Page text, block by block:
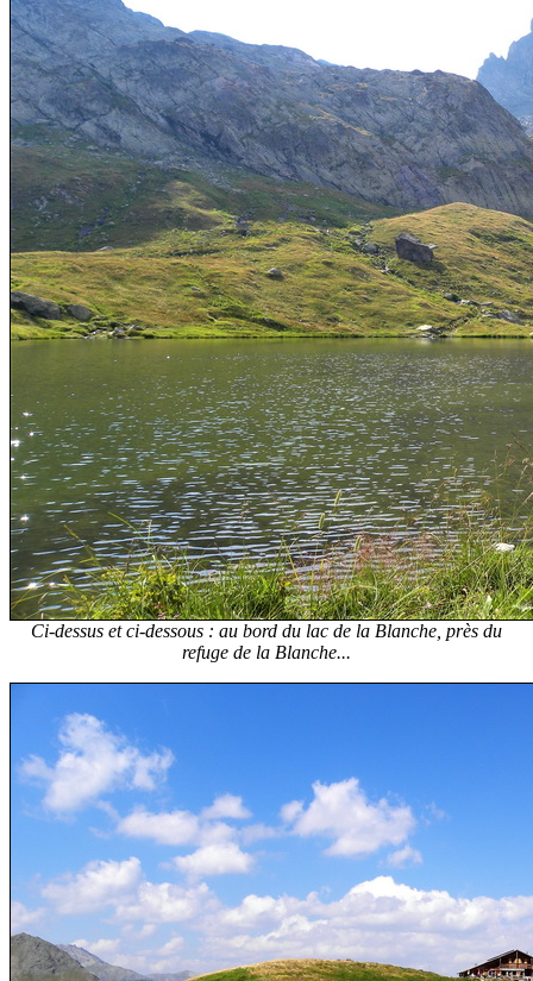
Ci-dessus et ci-dessous : au bord du lac de la Blanche, près du
refuge de la Blanche...